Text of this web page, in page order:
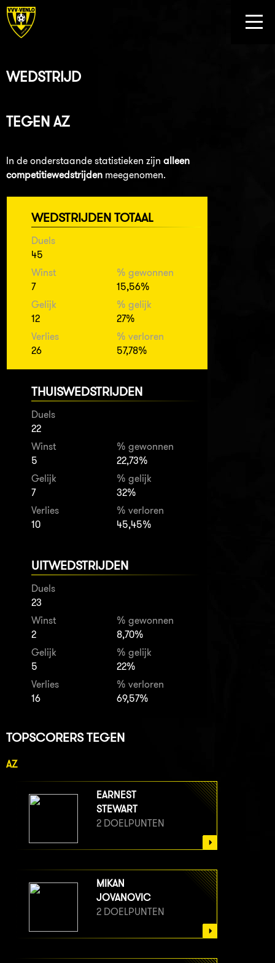
WEDSTRIJD
TEGEN AZ
In de onderstaande statistieken zijn alleen
competitiewedstrijden meegenomen.
WEDSTRIJDEN TOTAAL
Duels
45
Winst
7
% gewonnen
15,56%
Gelijk
12
% gelijk
27%
Verlies
26
% verloren
57,78%
THUISWEDSTRIJDEN
Duels
22
Winst
5
% gewonnen
22,73%
Gelijk
7
% gelijk
32%
Verlies
10
% verloren
45,45%
UITWEDSTRIJDEN
Duels
23
Winst
2
% gewonnen
8,70%
Gelijk
5
% gelijk
22%
Verlies
16
% verloren
69,57%
TOPSCORERS TEGEN
AZ
EARNEST
STEWART
2 DOELPUNTEN
MIKAN
JOVANOVIC
2 DOELPUNTEN